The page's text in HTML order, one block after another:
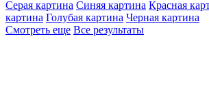
Серая картина Синяя картина Красная
картина Голубая картина Черная картина
Смотреть еще Все результаты